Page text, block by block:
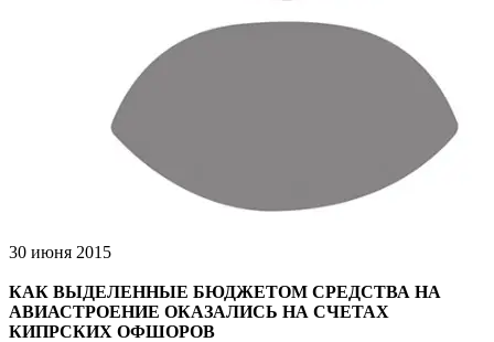
30 июня 2015
КАК ВЫДЕЛЕННЫЕ БЮДЖЕТОМ СРЕДСТВА НА
АВИАСТРОЕНИЕ ОКАЗАЛИСЬ НА СЧЕТАХ
КИПРСКИХ ОФШОРОВ